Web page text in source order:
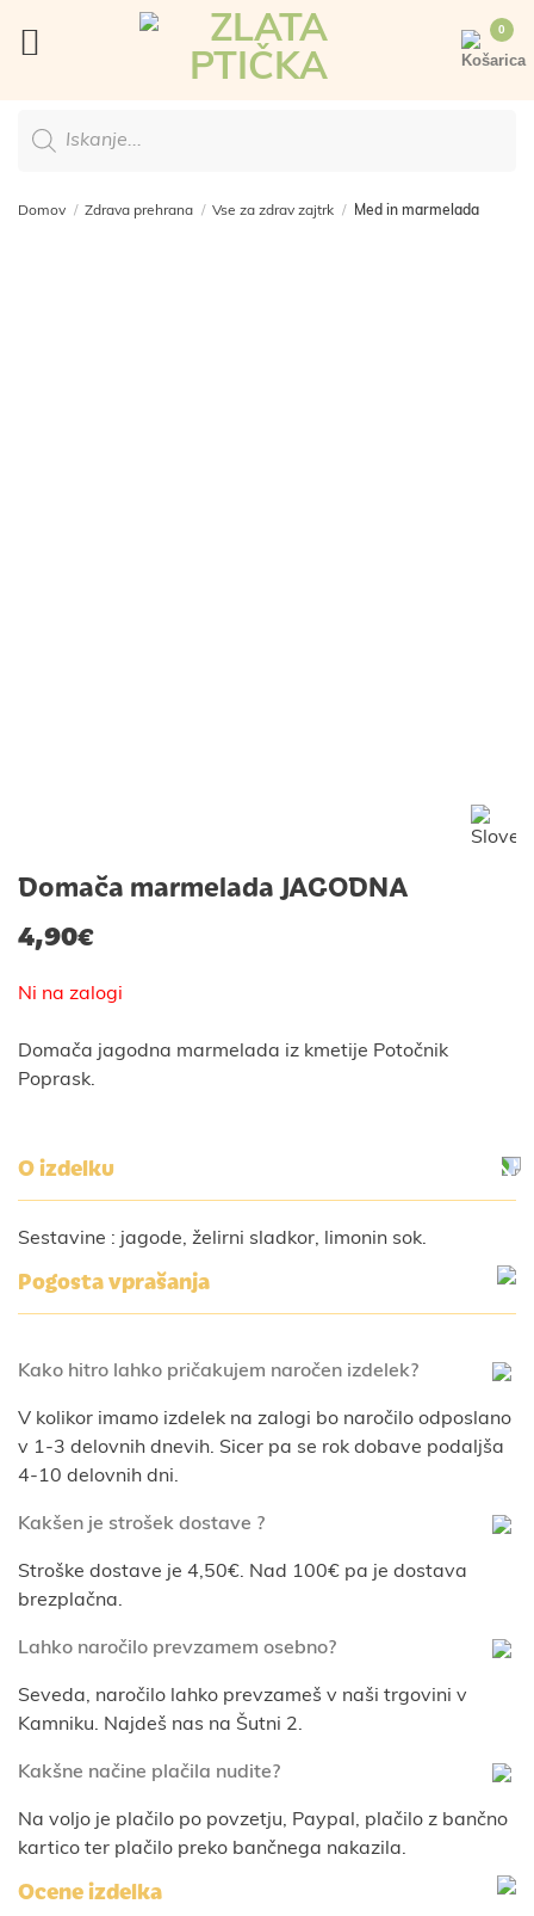
search
Domov / Zdrava prehrana / Vse za zdrav zajtrk / Med in marmelada
Domača marmelada JAGODNA
4,90€
Ni na zalogi
Domača jagodna marmelada iz kmetije Potočnik
Poprask.
O izdelku
Sestavine : jagode, želirni sladkor, limonin sok.
Pogosta vprašanja
Kako hitro lahko pričakujem naročen izdelek?
V kolikor imamo izdelek na zalogi bo naročilo odposlano
v 1-3 delovnih dnevih. Sicer pa se rok dobave podaljša
4-10 delovnih dni.
Kakšen je strošek dostave ?
Stroške dostave je 4,50€. Nad 100€ pa je dostava
brezplačna.
Lahko naročilo prevzamem osebno?
Seveda, naročilo lahko prevzameš v naši trgovini v
Kamniku. Najdeš nas na Šutni 2.
Kakšne načine plačila nudite?
Na voljo je plačilo po povzetju, Paypal, plačilo z bančno
kartico ter plačilo preko bančnega nakazila.
Ocene izdelka